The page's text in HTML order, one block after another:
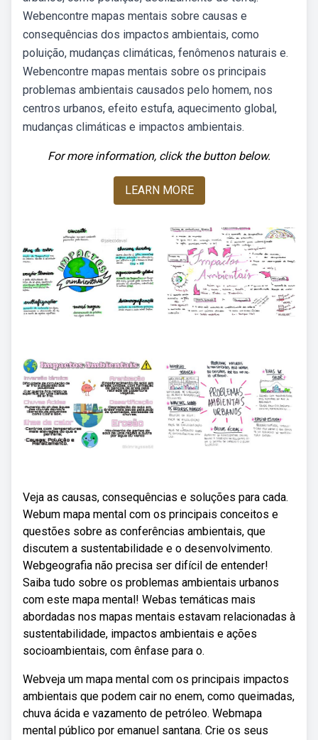
Webencontre mapas mentais sobre causas e
consequências dos impactos ambientais, como
poluição, mudanças climáticas, fenômenos naturais e.
Webencontre mapas mentais sobre os principais
problemas ambientais causados pelo homem, nos
centros urbanos, efeito estufa, aquecimento global,
mudanças climáticas e impactos ambientais.
For more information, click the button below.
LEARN MORE
Veja as causas, consequências e soluções para cada.
Webum mapa mental com os principais conceitos e
questões sobre as conferências ambientais, que
discutem a sustentabilidade e o desenvolvimento.
Webgeografia não precisa ser difícil de entender!
Saiba tudo sobre os problemas ambientais urbanos
com este mapa mental! Webas temáticas mais
abordadas nos mapas mentais estavam relacionadas à
sustentabilidade, impactos ambientais e ações
socioambientais, com ênfase para o.
Webveja um mapa mental com os principais impactos
ambientais que podem cair no enem, como queimadas,
chuva ácida e vazamento de petróleo. Webmapa
mental público por emanuel santana. Crie os seus